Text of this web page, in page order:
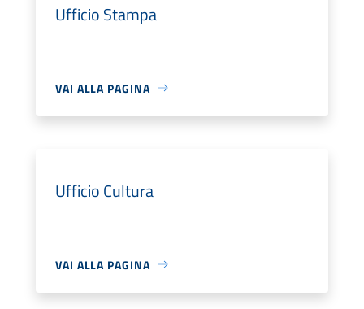
Ufficio Stampa
VAI ALLA PAGINA
Ufficio Cultura
VAI ALLA PAGINA